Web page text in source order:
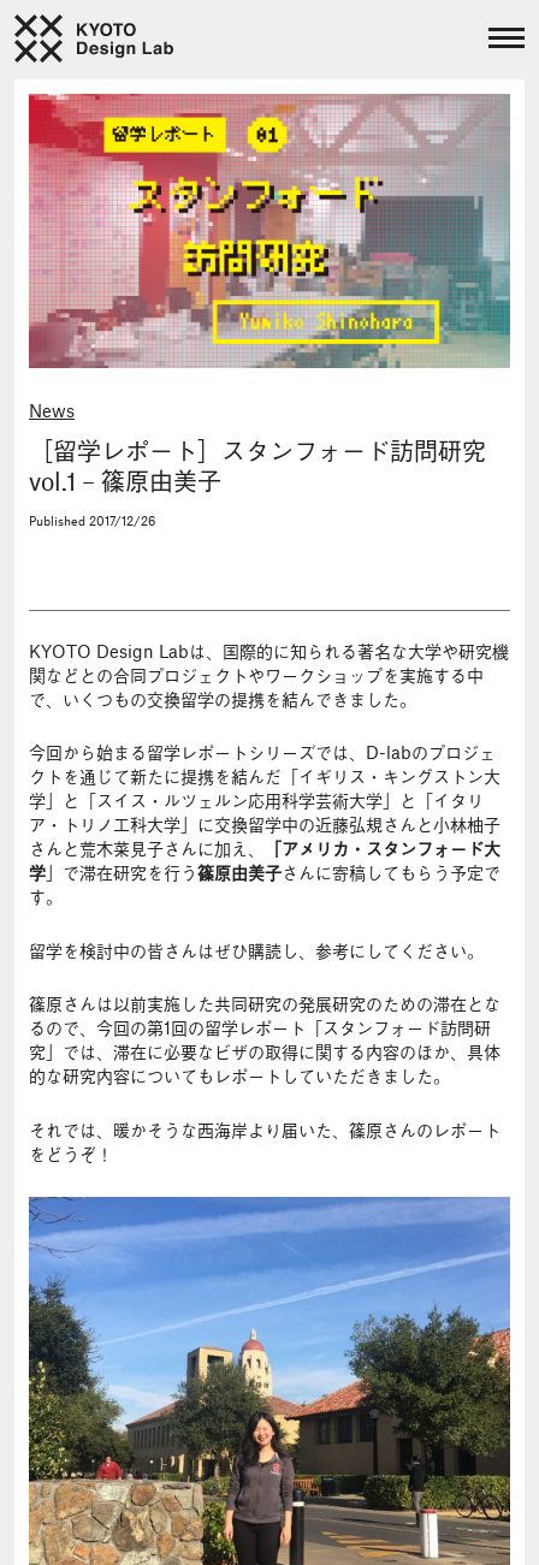
News
［留学レポート］スタンフォード訪問研究
vol.1 – 篠原由美子
Published 2017/12/26
KYOTO Design Labは、国際的に知られる著名な大学や研究機
関などとの合同プロジェクトやワークショップを実施する中
で、いくつもの交換留学の提携を結んできました。
今回から始まる留学レポートシリーズでは、D-labのプロジェ
クトを通じて新たに提携を結んだ「イギリス・キングストン大
学」と「スイス・ルツェルン応用科学芸術大学」と「イタリ
ア・トリノ工科大学」に交換留学中の近藤弘規さんと小林柚子
さんと荒木菜見子さんに加え、
「アメリカ・スタンフォード大
学 」で滞在研究を行う 篠原由美子 さんに寄稿してもらう予定で
す。
留学を検討中の皆さんはぜひ購読し、参考にしてください。
篠原さんは以前実施した共同研究の発展研究のための滞在とな
るので、今回の第1回の留学レポート「スタンフォード訪問研
究」では、滞在に必要なビザの取得に関する内容のほか、具体
的な研究内容についてもレポートしていただきました。
それでは、暖かそうな西海岸より届いた、篠原さんのレポート
をどうぞ！